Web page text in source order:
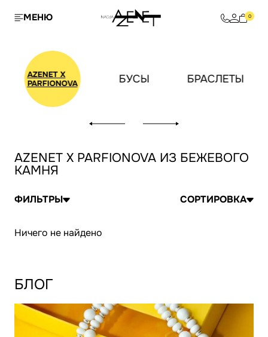
МЕНЮ 0
AZENET X
PARFIONOVA
БУСЫ БРАСЛЕТЫ
AZENET X PARFIONOVA ИЗ БЕЖЕВОГО
КАМНЯ
ФИЛЬТРЫ СОРТИРОВКА
Ничего не найдено
БЛОГ